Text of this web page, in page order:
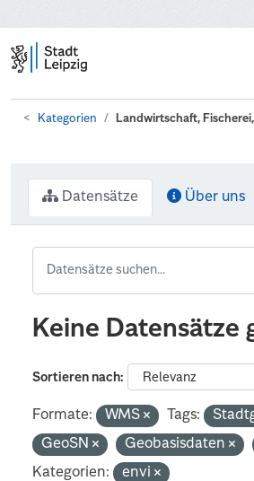
Kategorien Landwirtschaft,
Datensätze Über uns
Keine Datensätze
Sortieren nach
Formate: WMS Tags:
GeoSN
Geobasisdaten
Kategorien:
envi